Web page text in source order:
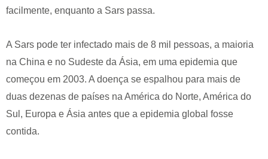
facilmente, enquanto a Sars passa.
A Sars pode ter infectado mais de 8 mil pessoas, a maioria
na China e no Sudeste da Ásia, em uma epidemia que
começou em 2003. A doença se espalhou para mais de
duas dezenas de países na América do Norte, América do
Sul, Europa e Ásia antes que a epidemia global fosse
contida.